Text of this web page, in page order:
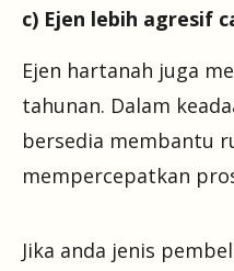
c) Ejen lebih agresif
Ejen hartanah juga
tahunan. Dalam
bersedia membantu
mempercepatkan
Jika anda jenis